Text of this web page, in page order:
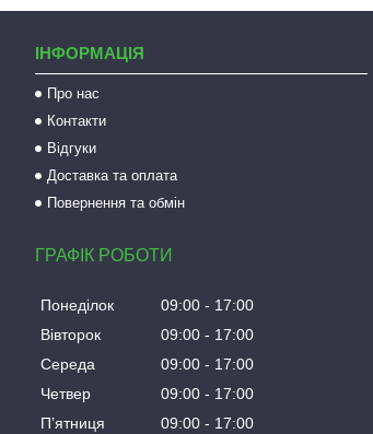
ІНФОРМАЦІЯ
Про нас
Контакти
Відгуки
Доставка та оплата
Повернення та обмін
ГРАФІК РОБОТИ
Понеділок 09:00
17:00
Вівторок
09:00
17:00
Середа
09:00
17:00
Четвер
09:00
17:00
Пʼятниця
09:00
17:00